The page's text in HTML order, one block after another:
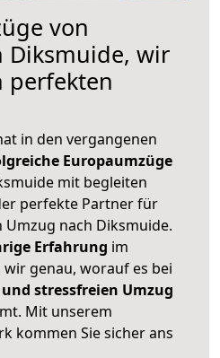
von
Diksmuide, wir
perfekten
in den vergangenen
Europaumzüge
mit begleiten
perfekte Partner für
nach Diksmuide.
Erfahrung im
genau, worauf es bei
stressfreien Umzug
Mit unserem
kommen Sie sicher ans